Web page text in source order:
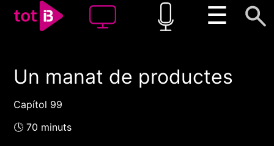
☰
00:00 00:00
Un manat de productes
Capítol 99
🕓 70 minuts